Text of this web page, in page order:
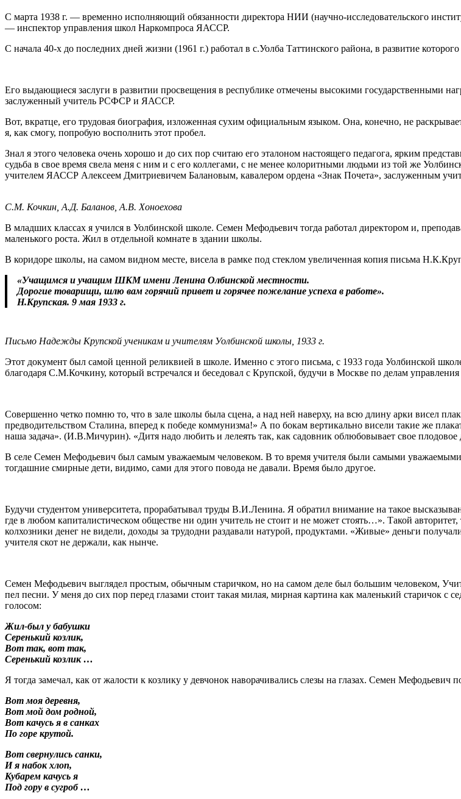
С марта 1938 г. — временно исполняющий обязанности директора НИИ (научно-исследовательского
— инспектор управления школ Наркомпроса ЯАССР.
С начала 40-х до последних дней жизни (1961 г.) работал в с.Уолба Таттинского района, в развитие
Его выдающиеся заслуги в развитии просвещения в республике отмечены высокими государственными
заслуженный учитель РСФСР и ЯАССР.
Вот, вкратце, его трудовая биография, изложенная сухим официальным языком. Она, конечно, не
я, как смогу, попробую восполнить этот пробел.
Знал я этого человека очень хорошо и до сих пор считаю его эталоном настоящего педагога, ярким
судьба в свое время свела меня с ним и с его коллегами, с не менее колоритными людьми из той же
учителем ЯАССР Алексеем Дмитриевичем Балановым, кавалером ордена «Знак Почета», заслуженным
С.М. Кочкин, А.Д. Баланов, А.В. Хоноехова
В младших классах я учился в Уолбинской школе. Семен Мефодьевич тогда работал директором и,
маленького роста. Жил в отдельной комнате в здании школы.
В коридоре школы, на самом видном месте, висела в рамке под стеклом увеличенная копия письма
«Учащимся и учащим ШКМ имени Ленина Олбинской местности.
Дорогие товарищи, шлю вам горячий привет и горячее пожелание успеха в работе».
Н.Крупская. 9 мая 1933 г.
Письмо Надежды Крупской ученикам и учителям Уолбинской школы, 1933 г.
Этот документ был самой ценной реликвией в школе. Именно с этого письма, с 1933 года Уолбинской
благодаря С.М.Кочкину, который встречался и беседовал с Крупской, будучи в Москве по делам
Совершенно четко помню то, что в зале школы была сцена, а над ней наверху, на всю длину арки висел
предводительством Сталина, вперед к победе коммунизма!» А по бокам вертикально висели такие же
наша задача». (И.В.Мичурин). «Дитя надо любить и лелеять так, как садовник облюбовывает свое
В селе Семен Мефодьевич был самым уважаемым человеком. В то время учителя были самыми
тогдашние смирные дети, видимо, сами для этого повода не давали. Время было другое.
Будучи студентом университета, прорабатывал труды В.И.Ленина. Я обратил внимание на такое
где в любом капиталистическом обществе ни один учитель не стоит и не может стоять…». Такой
колхозники денег не видели, доходы за трудодни раздавали натурой, продуктами. «Живые» деньги
учителя скот не держали, как нынче.
Семен Мефодьевич выглядел простым, обычным старичком, но на самом деле был большим человеком,
пел песни. У меня до сих пор перед глазами стоит такая милая, мирная картина как маленький старичок
голосом:
Жил-был у бабушки
Серенький козлик,
Вот так, вот так,
Серенький козлик …
Я тогда замечал, как от жалости к козлику у девчонок наворачивались слезы на глазах. Семен Мефодьевич
Вот моя деревня,
Вот мой дом родной,
Вот качусь я в санках
По горе крутой.
Вот свернулись санки,
И я набок хлоп,
Кубарем качусь я
Под гору в сугроб …